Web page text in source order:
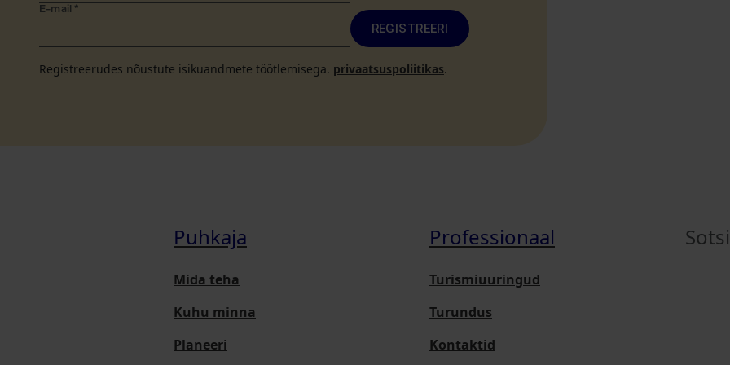
E-mail *
REGISTREERI
Registreerudes nõustute isikuandmete töötlemisega. privaatsuspoliitikas.
Puhkaja
Mida teha
Kuhu minna
Planeeri
Professionaal
Turismiuuringud
Turundus
Kontaktid